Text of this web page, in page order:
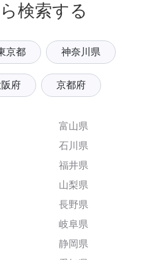
検索する
京都 神奈川県
府 京都府
富山県
石川県
福井県
山梨県
長野県
岐阜県
静岡県